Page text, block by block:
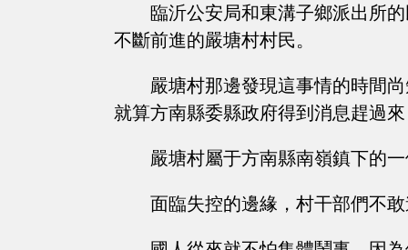
臨沂公安局和東溝子鄉派出所
不斷前進的嚴塘村村民。
嚴塘村那邊發現這事情的時間
就算方南縣委縣政府得到消息趕過
嚴塘村屬于方南縣南嶺鎮下的
面臨失控的邊緣，村干部們不